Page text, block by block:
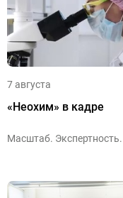
7 августа
«Неохим» в кадре
Масштаб.